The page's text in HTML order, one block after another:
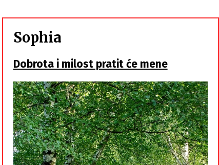
Sophia
Dobrota i milost pratit će mene